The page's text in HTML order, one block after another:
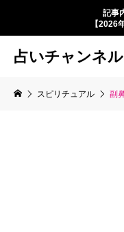
記事
【2026
占いチャンネ
スピリチュアル 副